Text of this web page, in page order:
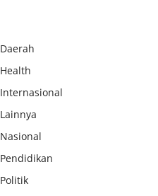
Daerah
Health
Internasional
Lainnya
Nasional
Pendidikan
Politik